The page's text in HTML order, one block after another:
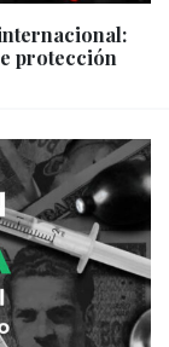
protección